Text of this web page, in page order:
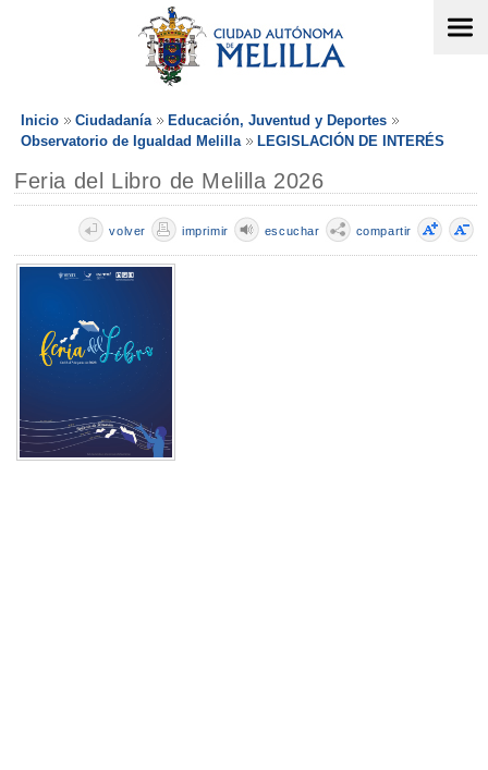
Inicio Ciudadanía
Educación, Juventud y Deportes
Observatorio de Igualdad Melilla
LEGISLACIÓN DE INTERÉS
Feria del Libro de Melilla 2026
compartir
escuchar
imprimir
volver